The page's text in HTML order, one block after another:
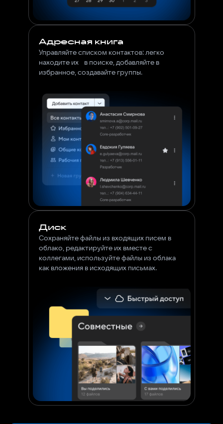
Адресная книга
Управляйте списком контактов: легко
находите их в поиске, добавляйте в
избранное, создавайте группы.
Диск
Сохраняйте файлы из входящих писем в
облако, редактируйте их вместе с
коллегами, используйте файлы из облака
как вложения в исходящих письмах.